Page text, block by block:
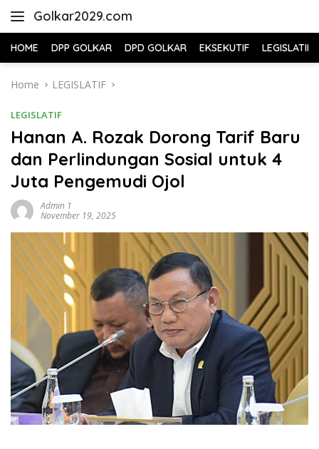
Golkar2029.com
HOME DPP GOLKAR DPD GOLKAR EKSEKUTIF LEGISLATIF
Home LEGISLATIF
LEGISLATIF
Hanan A. Rozak Dorong Tarif Baru
dan Perlindungan Sosial untuk 4
Juta Pengemudi Ojol
Admin 1
November 19, 2025